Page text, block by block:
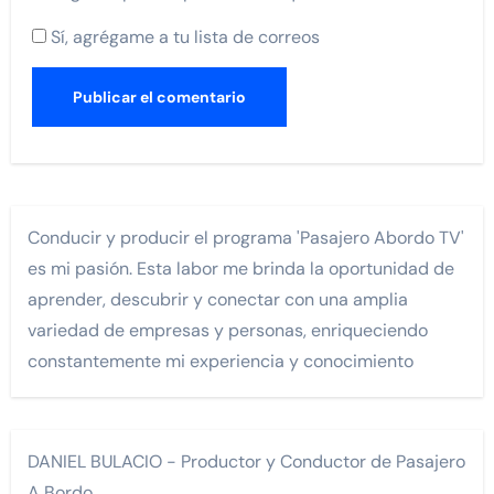
Sí, agrégame a tu lista de correos
Conducir y producir el programa 'Pasajero Abordo TV'
es mi pasión. Esta labor me brinda la oportunidad de
aprender, descubrir y conectar con una amplia
variedad de empresas y personas, enriqueciendo
constantemente mi experiencia y conocimiento
DANIEL BULACIO - Productor y Conductor de Pasajero